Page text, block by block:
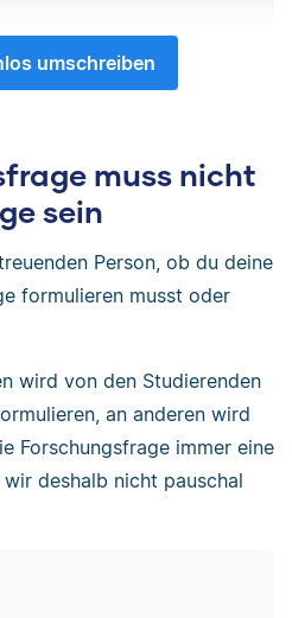
umschreiben
muss nicht
sein
Person, ob du deine
formulieren musst oder
wird von den Studierenden
an anderen wird
Forschungsfrage immer eine
deshalb nicht pauschal